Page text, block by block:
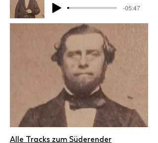
-05:47
Alle Tracks zum Süderender